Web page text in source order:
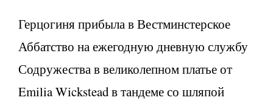
Герцогиня прибыла в Вестминстерское
Аббатство на ежегодную дневную службу
Содружества в великолепном платье от
Emilia Wickstead в тандеме со шляпой